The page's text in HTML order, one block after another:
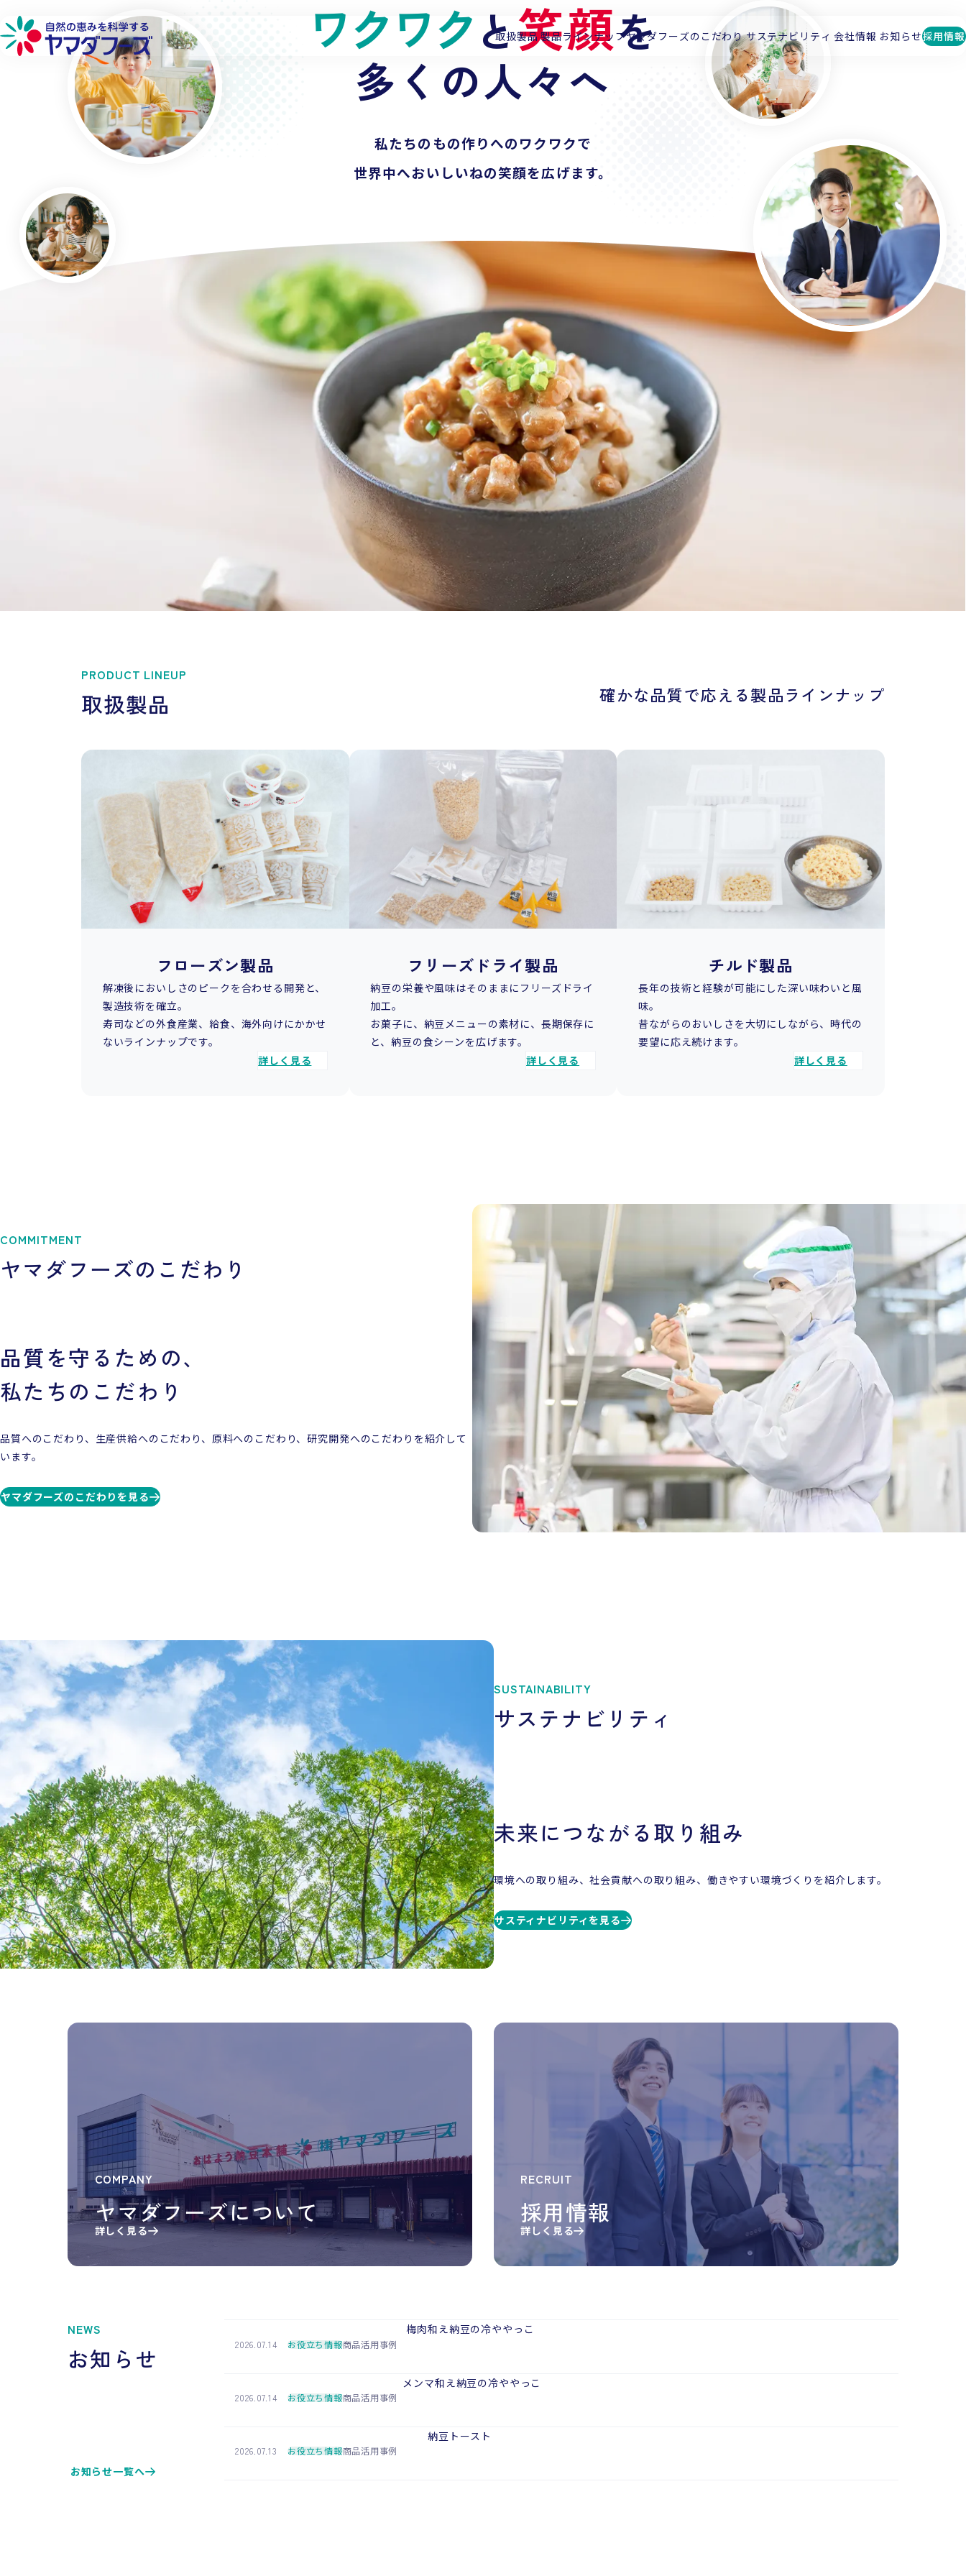
取扱製品
詳しく見る
チルド製品
製品ラインナップヤマダフーズのこだわり
詳しく見る
品質へのこだわり
原料へのこだわり
研究開発へのこだわり
サステナビリティ
詳しく見る
環境への取り組み
働きやすい環境づくり
会社情報
詳しく見る
企業理念
代表メッセージ
お知らせ採用情報
ワクワクと笑顔を
多くの人々へ
私たちのもの作りへのワクワクで
世界中へおいしいねの笑顔を広げます。
私たちの探求心で
納豆の世界を広げる
チルドから 冷凍、フリーズドライへ。
食卓から業務用、そして世界へ。
PRODUCT LINEUP
取扱製品 確かな品質で応える製品ラインナップ
フローズン製品
解凍後においしさのピークを合わせる開発と、
製造技術を確立。
寿司などの外食産業、給食、海外向けにかかせ
ないラインナップです。
詳しく見る
フリーズドライ製品
納豆の栄養や風味はそのままにフリーズドライ
加工。
お菓子に、納豆メニューの素材に、長期保存に
と、納豆の食シーンを広げます。
詳しく見る
チルド製品
長年の技術と経験が可能にした深い味わいと風
味。
昔ながらのおいしさを大切にしながら、時代の
要望に応え続けます。
詳しく見る
COMMITMENT
ヤマダフーズのこだわり
品質を守るための、
私たちのこだわり
品質へのこだわり、生産供給へのこだわり、原料へのこだわり、研究開発へのこだわりを紹介して
います。
ヤマダフーズのこだわりを見る
SUSTAINABILITY
サステナビリティ
未来につながる取り組み
環境への取り組み、社会貢献への取り組み、働きやすい環境づくりを紹介します。
サスティナビリティを見る
COMPANY
ヤマダフーズについて
詳しく見る
RECRUIT
採用情報
詳しく見る
NEWS
お知らせ 2026.07.14 お役立ち情報商品活用事例
梅肉和え納豆の冷ややっこ
2026.07.14 お役立ち情報商品活用事例
メンマ和え納豆の冷ややっこ
2026.07.13 お役立ち情報商品活用事例
納豆トースト
お知らせ一覧へ